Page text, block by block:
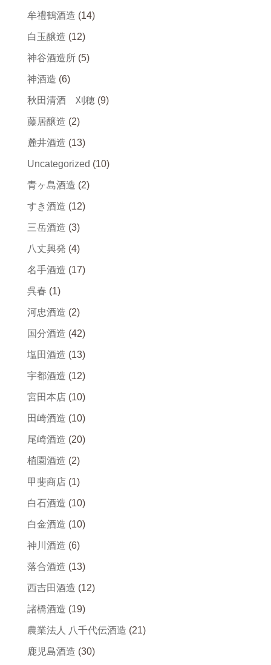
牟禮鶴酒造 (14)
白玉醸造 (12)
神谷酒造所 (5)
神酒造 (6)
秋田清酒 刈穂 (9)
藤居醸造 (2)
麓井酒造 (13)
Uncategorized (10)
青ヶ島酒造 (2)
すき酒造 (12)
三岳酒造 (3)
八丈興発 (4)
名手酒造 (17)
呉春 (1)
河忠酒造 (2)
国分酒造 (42)
塩田酒造 (13)
宇都酒造 (12)
宮田本店 (10)
田崎酒造 (10)
尾崎酒造 (20)
植園酒造 (2)
甲斐商店 (1)
白石酒造 (10)
白金酒造 (10)
神川酒造 (6)
落合酒造 (13)
西吉田酒造 (12)
諸橋酒造 (19)
農業法人 八千代伝酒造 (21)
鹿児島酒造 (30)